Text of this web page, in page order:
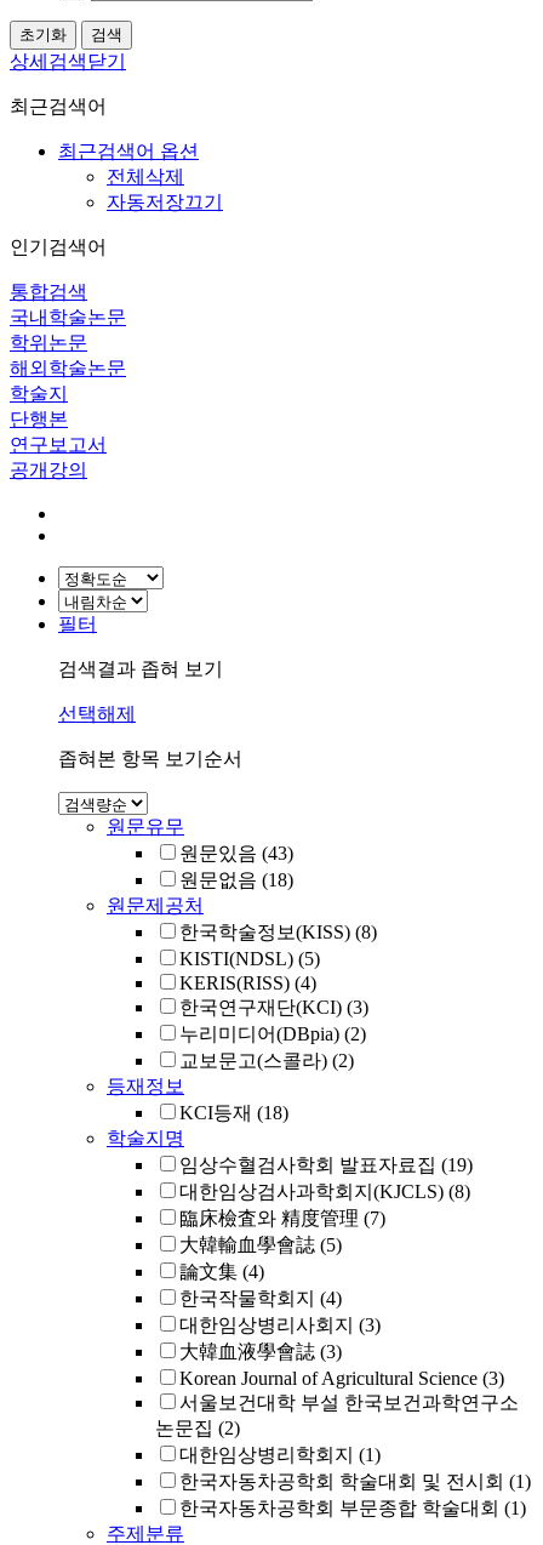
상세검색닫기
최근검색어
최근검색어 옵션
전체삭제
자동저장끄기
인기검색어
통합검색
국내학술논문
학위논문
해외학술논문
학술지
단행본
연구보고서
공개강의
필터
검색결과 좁혀 보기
선택해제
좁혀본 항목 보기순서
원문유무
원문있음 (43)
원문없음 (18)
원문제공처
한국학술정보(KISS) (8)
KISTI(NDSL) (5)
KERIS(RISS) (4)
한국연구재단(KCI) (3)
누리미디어(DBpia) (2)
교보문고(스콜라) (2)
등재정보
KCI등재 (18)
학술지명
임상수혈검사학회 발표자료집 (19)
대한임상검사과학회지(KJCLS) (8)
臨床檢査와 精度管理 (7)
大韓輸血學會誌 (5)
論文集 (4)
한국작물학회지 (4)
대한임상병리사회지 (3)
大韓血液學會誌 (3)
Korean Journal of Agricultural Science (3)
서울보건대학 부설 한국보건과학연구소
논문집 (2)
대한임상병리학회지 (1)
한국자동차공학회 학술대회 및 전시회 (1)
한국자동차공학회 부문종합 학술대회 (1)
주제분류